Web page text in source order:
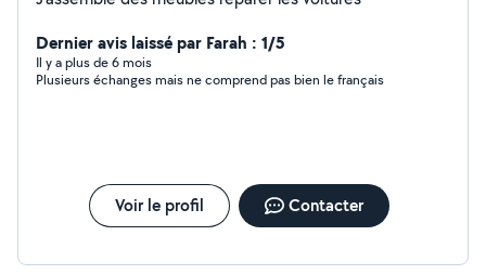
Dernier avis laissé par Farah : 1/5
Il y a plus de 6 mois
Plusieurs échanges mais ne comprend pas bien le français
Voir le profil Contacter